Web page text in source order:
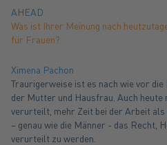
AHEAD
Was ist Ihrer Meinung nach
für Frauen?
Ximena Pachon
Traurigerweise ist es nach wie vor
der Mutter und Hausfrau. Auch
verurteilt, mehr Zeit bei der Arbeit als
– genau wie die Männer - das Recht,
verurteilt zu werden.